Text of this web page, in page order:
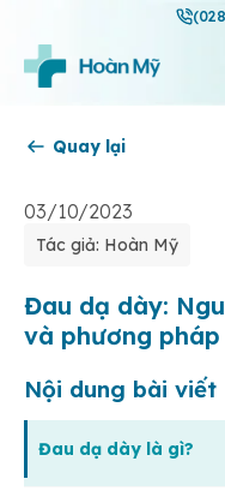
Quay lại
03/10/2023
Tác giả: Hoàn Mỹ
Đau dạ dày:
và phương
Nội dung bài viết
Đau dạ dày là gì?